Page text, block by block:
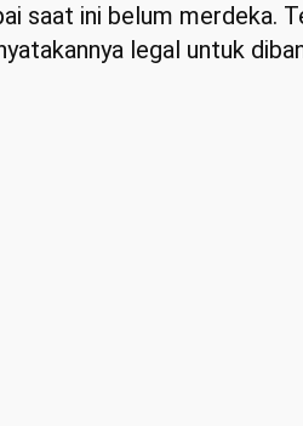
saat ini belum merdeka.
legal untuk